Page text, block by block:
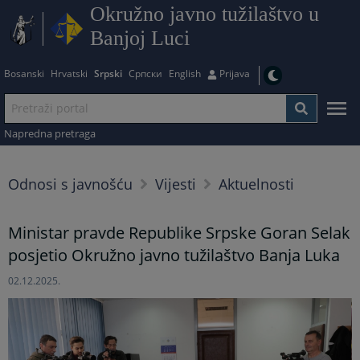
Okružno javno tužilaštvo u
Banjoj Luci
Bosanski Hrvatski Srpski Српски English Prijava
Napredna pretraga
Odnosi s javnošću Vijesti Aktuelnosti
Ministar pravde Republike Srpske Goran Selak
posjetio Okružno javno tužilaštvo Banja Luka
02.12.2025.